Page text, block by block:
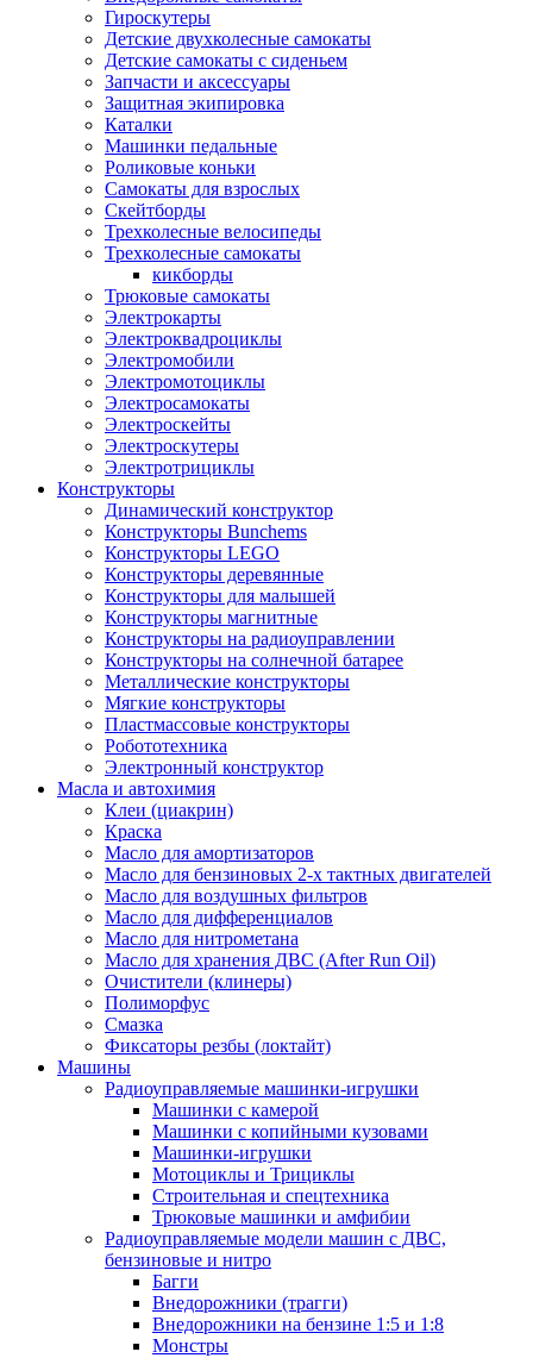
Гироскутеры
Детские двухколесные самокаты
Детские самокаты с сиденьем
Запчасти и аксессуары
Защитная экипировка
Каталки
Машинки педальные
Роликовые коньки
Самокаты для взрослых
Скейтборды
Трехколесные велосипеды
Трехколесные самокаты
кикборды
Трюковые самокаты
Электрокарты
Электроквадроциклы
Электромобили
Электромотоциклы
Электросамокаты
Электроскейты
Электроскутеры
Электротрициклы
Конструкторы
Динамический конструктор
Конструкторы Bunchems
Конструкторы LEGO
Конструкторы деревянные
Конструкторы для малышей
Конструкторы магнитные
Конструкторы на радиоуправлении
Конструкторы на солнечной батарее
Металлические конструкторы
Мягкие конструкторы
Пластмассовые конструкторы
Робототехника
Электронный конструктор
Масла и автохимия
Клеи (циакрин)
Краска
Масло для амортизаторов
Масло для бензиновых 2-х тактных двигателей
Масло для воздушных фильтров
Масло для дифференциалов
Масло для нитрометана
Масло для хранения ДВС (After Run Oil)
Очистители (клинеры)
Полиморфус
Смазка
Фиксаторы резбы (локтайт)
Машины
Радиоуправляемые машинки-игрушки
Машинки с камерой
Машинки с копийными кузовами
Машинки-игрушки
Мотоциклы и Трициклы
Строительная и спецтехника
Трюковые машинки и амфибии
Радиоуправляемые модели машин с ДВС,
бензиновые и нитро
Багги
Внедорожники (трагги)
Внедорожники на бензине 1:5 и 1:8
Монстры